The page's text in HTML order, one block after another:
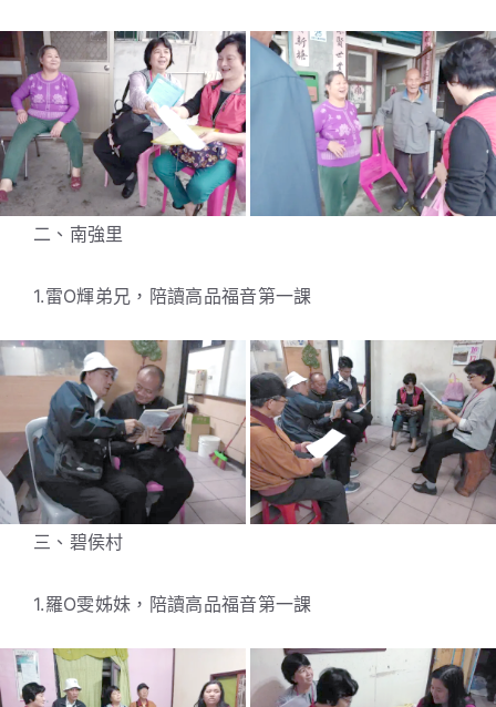
二、南強里
1.雷O輝弟兄，陪讀高品福音第一課
三、碧侯村
1.羅O雯姊妹，陪讀高品福音第一課